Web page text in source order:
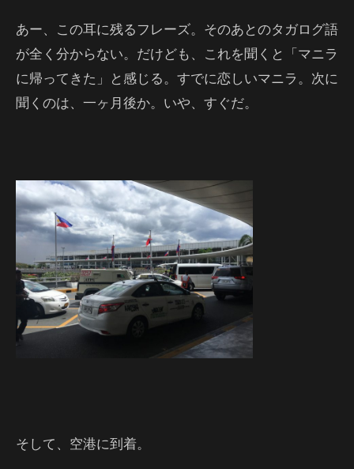
あー、この耳に残るフレーズ。そのあとのタガログ語
が全く分からない。だけども、これを聞くと「マニラ
に帰ってきた」と感じる。すでに恋しいマニラ。次に
聞くのは、一ヶ月後か。いや、すぐだ。
そして、空港に到着。